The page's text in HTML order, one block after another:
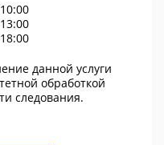
данной услуги
обработкой
следования.